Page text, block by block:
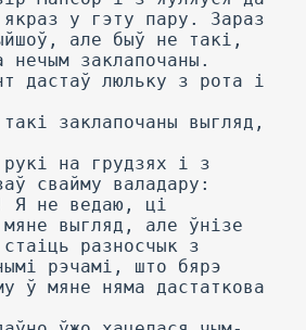
якраз у гэту пару. Зараз
але быў не такі,
заклапочаны.
дастаў люльку з рота і
заклапочаны выгляд,
рукі на грудзях і з
свайму валадару:
Я не ведаю, ці
выгляд, але ўнізе
разносчык з
рэчамі, што бярэ
ў мяне няма дастаткова